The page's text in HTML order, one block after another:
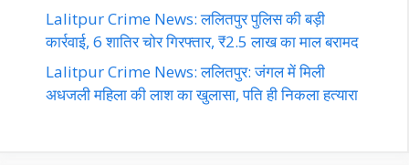
Lalitpur Crime News: ललितपुर पुलिस की बड़ी
कार्रवाई, 6 शातिर चोर गिरफ्तार, ₹2.5 लाख का माल बरामद
Lalitpur Crime News: ललितपुर: जंगल में मिली
अधजली महिला की लाश का खुलासा, पति ही निकला हत्यारा